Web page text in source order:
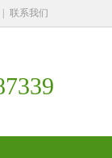
联系我们